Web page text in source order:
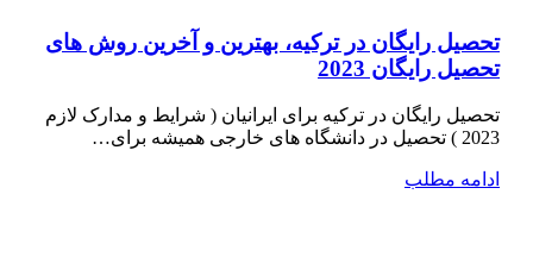
تحصیل رایگان در ترکیه، بهترین و آخرین روش های
تحصیل رایگان 2023
تحصیل رایگان در ترکیه برای ایرانیان ( شرایط و مدارک لازم
2023 ) تحصیل در دانشگاه­ های خارجی همیشه برای…
ادامه مطلب